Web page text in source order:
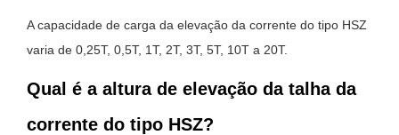
A capacidade de carga da elevação da corrente do tipo HSZ
varia de 0,25T, 0,5T, 1T, 2T, 3T, 5T, 10T a 20T.
Qual é a altura de elevação da talha da
corrente do tipo HSZ?